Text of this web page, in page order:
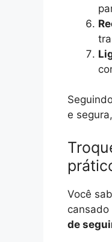
e
Você
de